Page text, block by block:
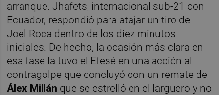
arranque. Jhafets, internacional sub-21 con
Ecuador, respondió para atajar un tiro de
Joel Roca dentro de los diez minutos
iniciales. De hecho, la ocasión más clara en
esa fase la tuvo el Efesé en una acción al
contragolpe que concluyó con un remate de
Álex Millán que se estrelló en el larguero y no